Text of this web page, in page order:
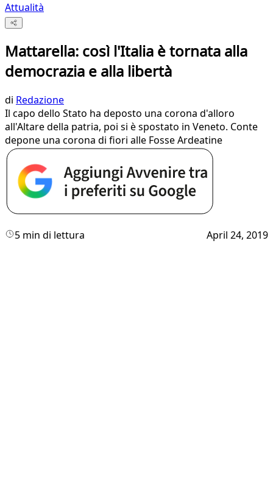
Attualità
Mattarella: così l'Italia è tornata alla
democrazia e alla libertà
di Redazione
Il capo dello Stato ha deposto una corona d'alloro
all'Altare della patria, poi si è spostato in Veneto. Conte
depone una corona di fiori alle Fosse Ardeatine
5 min di lettura April 24, 2019